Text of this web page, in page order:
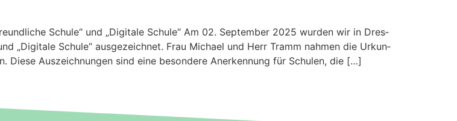
Schule“ und „Dig­i­tale Schule“ Am 02. Sep­tem­ber 2025 wur­den wir in Dres­
„Dig­i­tale Schule“ aus­geze­ich­net. Frau Michael und Herr Tramm nah­men die Urkun­
Ausze­ich­nun­gen sind eine beson­dere Anerken­nung für Schulen, die […]